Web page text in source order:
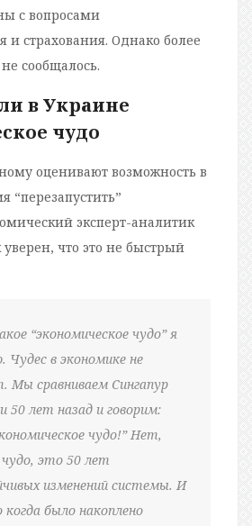
с вопросами
и страхования. Однако более
сообщалось.
в Украине
чудо
оценивают возможность в
“перезапустить”
эксперт-аналитик
что это не быстрый
“экономическое чудо” я
Чудес в экономике не
Мы сравниваем Сингапур
50 лет назад и говорим:
чудо!” Нет,
это 50 лет
изменений системы. И
было накоплено